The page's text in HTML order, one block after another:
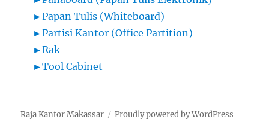
►Papan Tulis (Whiteboard)
►Partisi Kantor (Office Partition)
►Rak
►Tool Cabinet
Raja Kantor Makassar Proudly powered by WordPress